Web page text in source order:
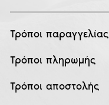
Τρόποι παραγγελίας
Τρόποι πληρωμής
Τρόποι αποστολής